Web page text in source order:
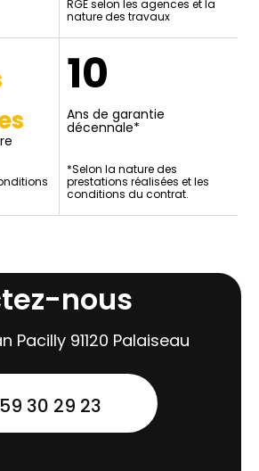
RGE selon les agences et la
nature des travaux
10
Ans de garantie
décennale*
*Selon la nature des
prestations réalisées et les
conditions du contrat.
nous
Pacilly 91120 Palaiseau
30 29 23